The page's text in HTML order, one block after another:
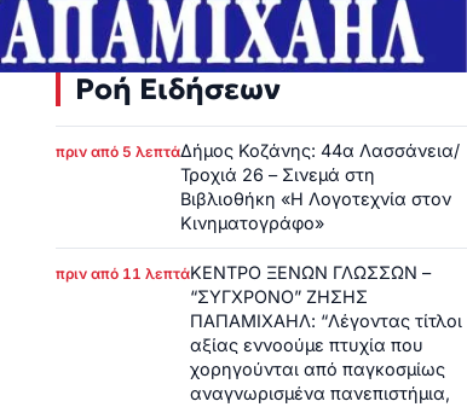
Ροή Ειδήσεων
πριν από 5 λεπτάΔήμος Κοζάνης: 44α Λασσάνεια/
Τροχιά 26 – Σινεμά στη
Βιβλιοθήκη «Η Λογοτεχνία στον
Κινηματογράφο»
πριν από 11 λεπτάΚΕΝΤΡΟ ΞΕΝΩΝ ΓΛΩΣΣΩΝ –
“ΣΥΓΧΡΟΝΟ” ΖΗΣΗΣ
ΠΑΠΑΜΙΧΑΗΛ: “Λέγοντας τίτλοι
αξίας εννοούμε πτυχία που
χορηγούνται από παγκοσμίως
αναγνωρισμένα πανεπιστήμια,